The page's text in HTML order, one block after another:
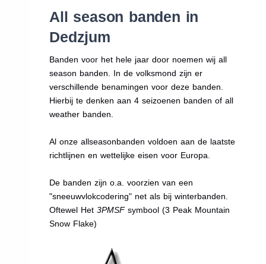
All season banden in
Dedzjum
Banden voor het hele jaar door noemen wij all
season banden. In de volksmond zijn er
verschillende benamingen voor deze banden.
Hierbij te denken aan 4 seizoenen banden of all
weather banden.
Al onze allseasonbanden voldoen aan de laatste
richtlijnen en wettelijke eisen voor Europa.
De banden zijn o.a. voorzien van een
"sneeuwvlokcodering" net als bij winterbanden.
Oftewel Het3PMSFsymbool (3 Peak Mountain
Snow Flake)